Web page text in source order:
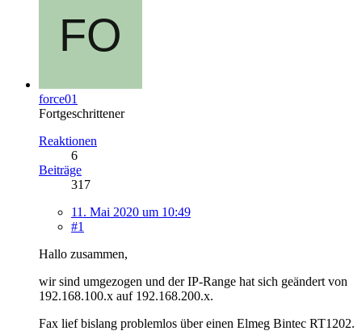
force01
Fortgeschrittener
Reaktionen
6
Beiträge
317
11. Mai 2020 um 10:49
#1
Hallo zusammen,
wir sind umgezogen und der IP-Range hat sich geändert von
192.168.100.x auf 192.168.200.x.
Fax lief bislang problemlos über einen Elmeg Bintec RT1202.